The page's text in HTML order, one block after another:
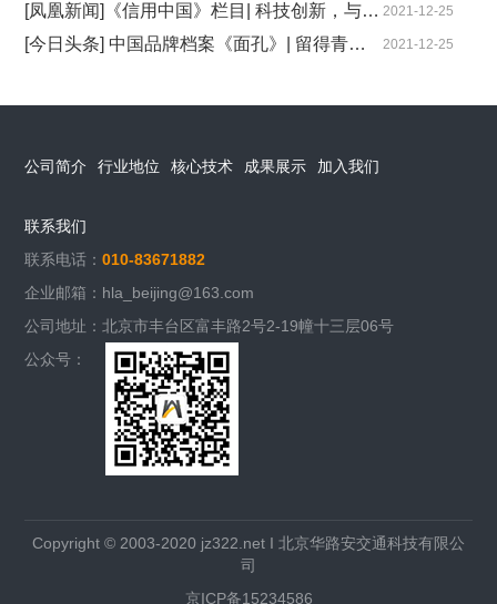
[凤凰新闻]《信用中国》栏目| 科技创新，与时俱进 2021-12-25
[今日头条] 中国品牌档案《面孔》| 留得青山在 携手向未来 2021-12-25
公司简介 行业地位 核心技术 成果展示 加入我们
联系我们
联系电话：010-83671882
企业邮箱：hla_beijing@163.com
公司地址：北京市丰台区富丰路2号2-19幢十三层06号
公众号：
Copyright © 2003-2020 jz322.net I 北京华路安交通科技有限公
司
京ICP备15234586